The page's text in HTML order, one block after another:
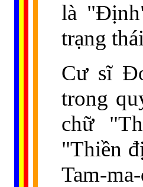
là
trạng
Cư sĩ
trong
chữ
"Thiền
Tam-